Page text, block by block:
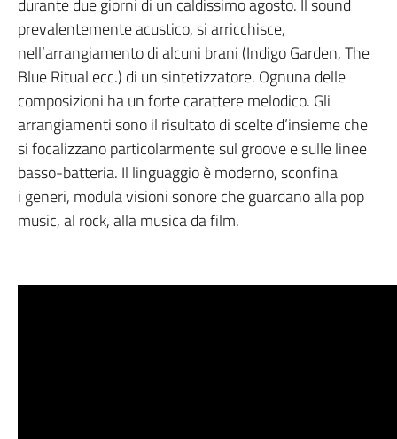
durante due giorni di un caldissimo agosto. Il sound
prevalentemente acustico, si arricchisce,
nell’arrangiamento di alcuni brani (Indigo Garden, The
Blue Ritual ecc.) di un sintetizzatore. Ognuna delle
composizioni ha un forte carattere melodico. Gli
arrangiamenti sono il risultato di scelte d’insieme che
si focalizzano particolarmente sul groove e sulle linee
basso-batteria. Il linguaggio è moderno, sconfina
i generi, modula visioni sonore che guardano alla pop
music, al rock, alla musica da film.